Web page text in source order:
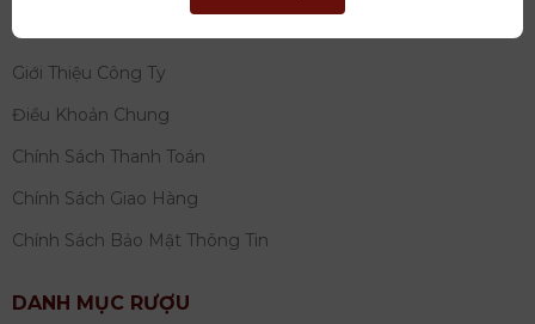
THÔNG TIN
Giới Thiệu Công Ty
Điều Khoản Chung
Chính Sách Thanh Toán
Chính Sách Giao Hàng
Chính Sách Bảo Mật Thông Tin
DANH MỤC RƯỢU